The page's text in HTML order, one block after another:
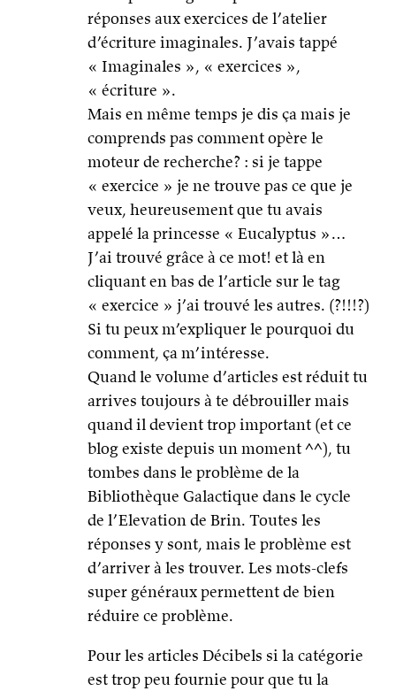
réponses aux exercices de l’atelier
d’écriture imaginales. J’avais tappé
« Imaginales », « exercices »,
« écriture ».
Mais en même temps je dis ça mais je
comprends pas comment opère le
moteur de recherche? : si je tappe
« exercice » je ne trouve pas ce que je
veux, heureusement que tu avais
appelé la princesse « Eucalyptus »…
J’ai trouvé grâce à ce mot! et là en
cliquant en bas de l’article sur le tag
« exercice » j’ai trouvé les autres. (?!!!?)
Si tu peux m’expliquer le pourquoi du
comment, ça m’intéresse.
Quand le volume d’articles est réduit tu
arrives toujours à te débrouiller mais
quand il devient trop important (et ce
blog existe depuis un moment ^^), tu
tombes dans le problème de la
Bibliothèque Galactique dans le cycle
de l’Elevation de Brin. Toutes les
réponses y sont, mais le problème est
d’arriver à les trouver. Les mots-clefs
super généraux permettent de bien
réduire ce problème.
Pour les articles Décibels si la catégorie
est trop peu fournie pour que tu la